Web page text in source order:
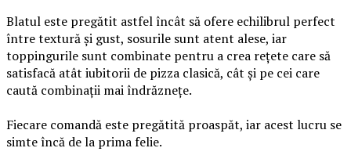
Blatul este pregătit astfel încât să ofere echilibrul perfect
între textură și gust, sosurile sunt atent alese, iar
toppingurile sunt combinate pentru a crea rețete care să
satisfacă atât iubitorii de pizza clasică, cât și pe cei care
caută combinații mai îndrăznețe.
Fiecare comandă este pregătită proaspăt, iar acest lucru se
simte încă de la prima felie.